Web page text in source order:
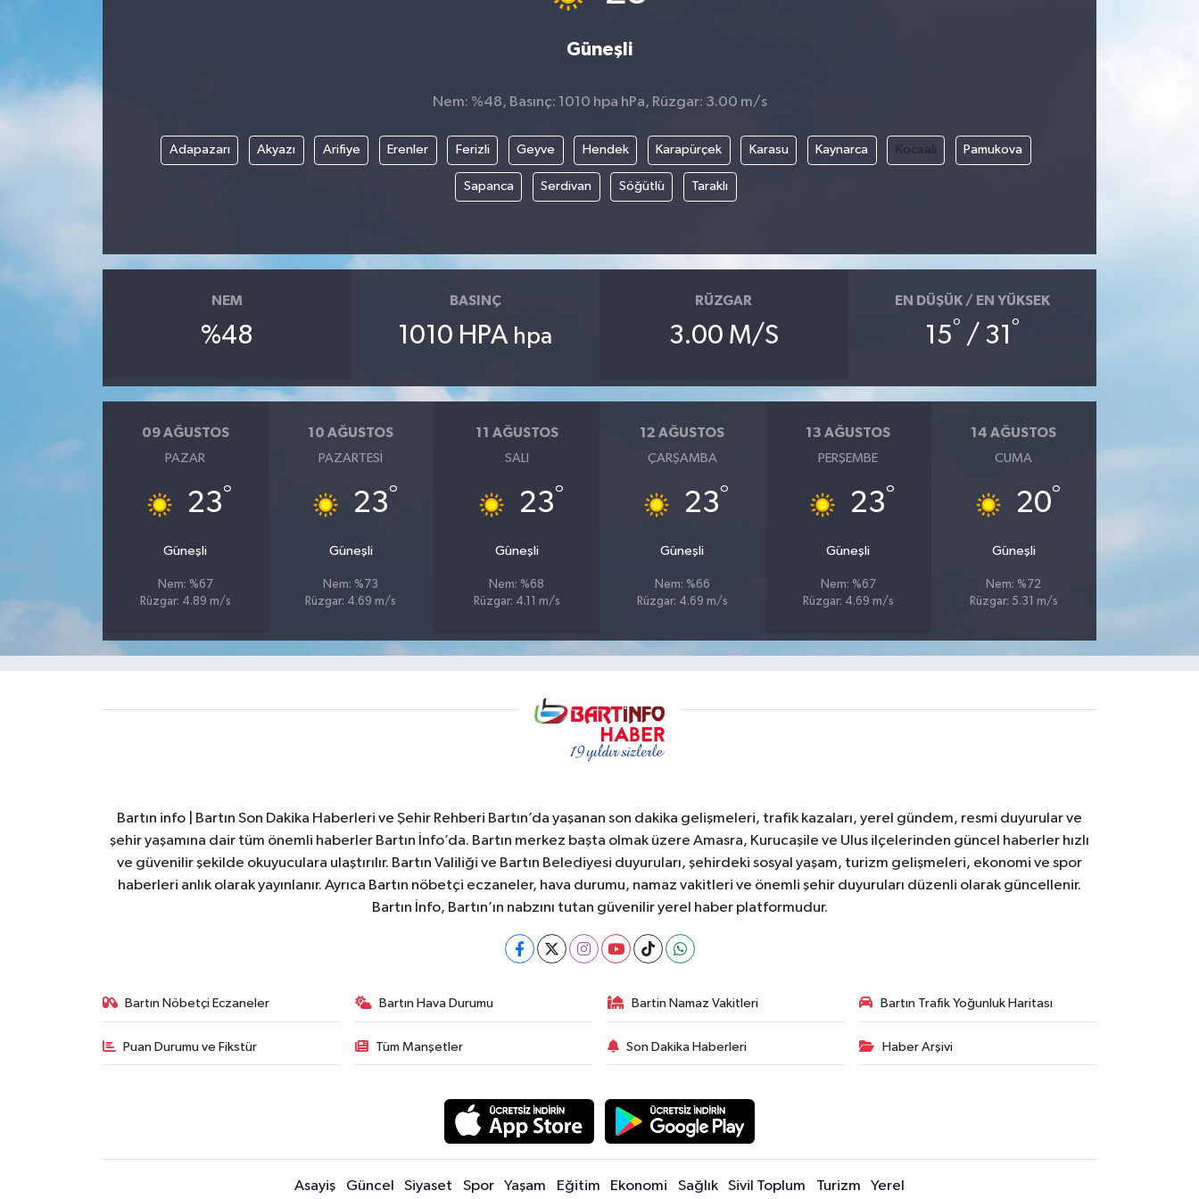
Güneşli
Nem: %48, Basınç: 1010 hpa hPa, Rüzgar: 3.00 m/s
Adapazarı Akyazı Arifiye Erenler Ferizli Geyve Hendek Karapürçek Karasu Kaynarca Kocaali Pamukova
Sapanca Serdivan Söğütlü Taraklı
NEM
%48
BASINÇ
1010 HPA hpa
RÜZGAR
3.00 M/S
EN DÜŞÜK / EN YÜKSEK
15° / 31°
09 AĞUSTOS
PAZAR
23°
Güneşli
Nem: %67
Rüzgar: 4.89 m/s
10 AĞUSTOS
PAZARTESI
23°
Güneşli
Nem: %73
Rüzgar: 4.69 m/s
11 AĞUSTOS
SALI
23°
Güneşli
Nem: %68
Rüzgar: 4.11 m/s
12 AĞUSTOS
ÇARŞAMBA
23°
Güneşli
Nem: %66
Rüzgar: 4.69 m/s
13 AĞUSTOS
PERŞEMBE
23°
Güneşli
Nem: %67
Rüzgar: 4.69 m/s
14 AĞUSTOS
CUMA
20°
Güneşli
Nem: %72
Rüzgar: 5.31 m/s
Bartın info | Bartın Son Dakika Haberleri ve Şehir Rehberi Bartın’da yaşanan son dakika gelişmeleri, trafik kazaları, yerel gündem, resmi duyurular ve
şehir yaşamına dair tüm önemli haberler Bartın İnfo’da. Bartın merkez başta olmak üzere Amasra, Kurucaşile ve Ulus ilçelerinden güncel haberler hızlı
ve güvenilir şekilde okuyuculara ulaştırılır. Bartın Valiliği ve Bartın Belediyesi duyuruları, şehirdeki sosyal yaşam, turizm gelişmeleri, ekonomi ve spor
haberleri anlık olarak yayınlanır. Ayrıca Bartın nöbetçi eczaneler, hava durumu, namaz vakitleri ve önemli şehir duyuruları düzenli olarak güncellenir.
Bartın İnfo, Bartın’ın nabzını tutan güvenilir yerel haber platformudur.
Bartın Nöbetçi Eczaneler Bartın Hava Durumu Bartin Namaz Vakitleri Bartın Trafik Yoğunluk Haritası
Puan Durumu ve Fikstür Tüm Manşetler Son Dakika Haberleri Haber Arşivi
Asayiş Güncel Siyaset Spor Yaşam Eğitim Ekonomi Sağlık Sivil Toplum Turizm Yerel
Sağlık
Yerel Yönetimler